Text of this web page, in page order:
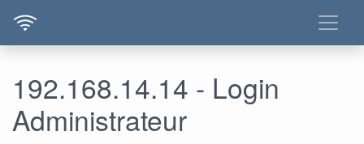
192.168.14.14 - Login
Administrateur